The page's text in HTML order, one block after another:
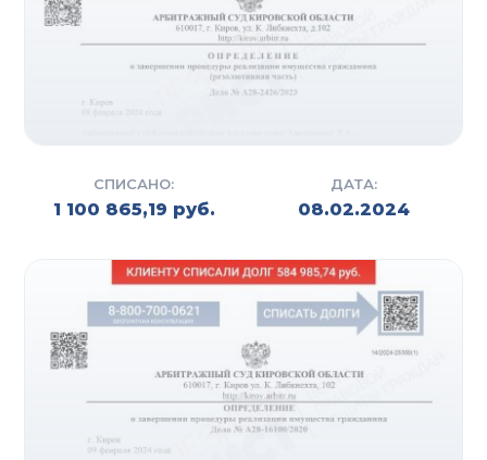
СПИСАНО:
1 100 865,19 руб.
ДАТА:
08.02.2024